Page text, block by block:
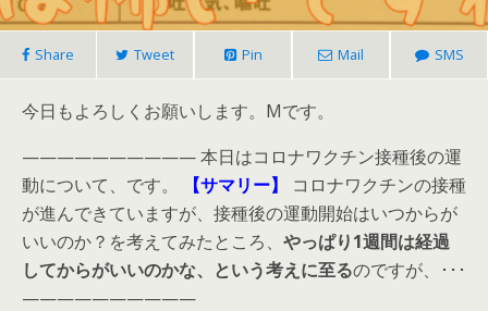
Share Tweet Pin Mail SMS
今日もよろしくお願いします。Mです。
—————————— 本日はコロナワクチン接種後の運
動について、です。
【サマリー】
コロナワクチンの接種
が進んできていますが、接種後の運動開始はいつからが
いいのか？を考えてみたところ、 やっぱり1週間は経過
してからがいいのかな、という考えに至るのですが、･･･
——————————